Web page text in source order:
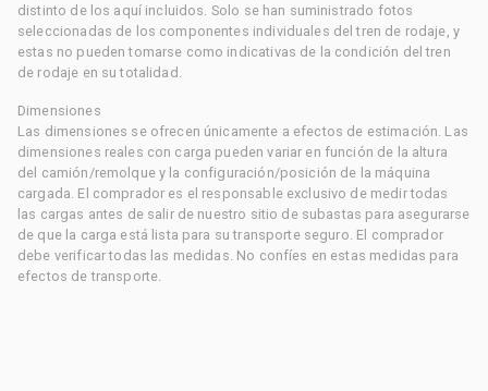
distinto de los aquí incluidos. Solo se han suministrado fotos
seleccionadas de los componentes individuales del tren de rodaje, y
estas no pueden tomarse como indicativas de la condición del tren
de rodaje en su totalidad.
Dimensiones
Las dimensiones se ofrecen únicamente a efectos de estimación. Las
dimensiones reales con carga pueden variar en función de la altura
del camión/remolque y la configuración/posición de la máquina
cargada. El comprador es el responsable exclusivo de medir todas
las cargas antes de salir de nuestro sitio de subastas para asegurarse
de que la carga está lista para su transporte seguro. El comprador
debe verificar todas las medidas. No confíes en estas medidas para
efectos de transporte.